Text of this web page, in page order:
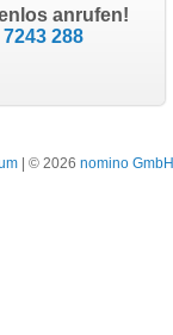
an der Isar
anrufen!
288
| © 2026 nomino GmbH